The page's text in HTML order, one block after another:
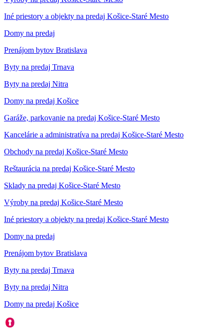
Iné priestory a objekty na predaj Košice-Staré Mesto
Domy na predaj
Prenájom bytov Bratislava
Byty na predaj Trnava
Byty na predaj Nitra
Domy na predaj Košice
Garáže, parkovanie na predaj Košice-Staré Mesto
Kancelárie a administratíva na predaj Košice-Staré Mesto
Obchody na predaj Košice-Staré Mesto
Reštaurácia na predaj Košice-Staré Mesto
Sklady na predaj Košice-Staré Mesto
Výroby na predaj Košice-Staré Mesto
Iné priestory a objekty na predaj Košice-Staré Mesto
Domy na predaj
Prenájom bytov Bratislava
Byty na predaj Trnava
Byty na predaj Nitra
Domy na predaj Košice